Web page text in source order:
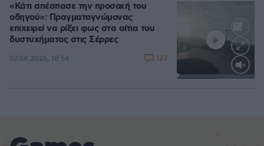
Loaded:
«Κάτι απέσπασε την προσοχή του
οδηγού»: Πραγματογνώμονας
επιχειρεί να ρίξει φως στα αίτια του
δυστυχήματος στις Σέρρες
07.08.2026, 18:54 123